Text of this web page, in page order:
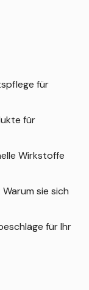
für
für
Wirkstoffe
sie sich
für Ihr